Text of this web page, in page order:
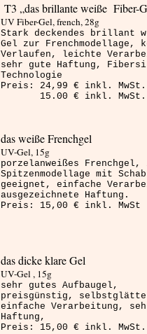
T3 „das brillante weiße Fiber-
UV Fiber-Gel,french, 28g
Stark deckendes brillant
Gel zur Frenchmodellage ,
Verlaufen, leichte
sehr gute Haftung,
Technologie
Preis: 24,99 € inkl. MwSt.
15.00 € inkl. MwSt.
das weißeFrenchgel
UV-Gel, 15g
porzelanweißes Frenchgel ,
Spitzenmodellage mit
geeignet, einfache
ausgezeichnete Haftung.
Preis: 15,00 € inkl. MwSt
das dicke klare Gel
UV-Gel , 15g
sehr gutes Aufbaugel,
preisgünstig,
einfache Verarbeitung,
Haftung,
Preis: 15,00 € inkl. MwSt.